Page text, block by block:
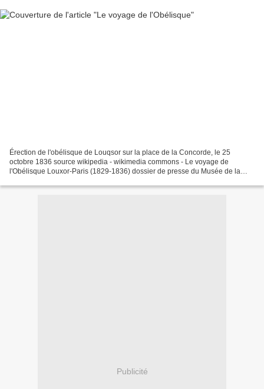
Érection de l'obélisque de Louqsor sur la place de la Concorde, le 25
octobre 1836 source wikipedia - wikimedia commons - Le voyage de
l'Obélisque Louxor-Paris (1829-1836) dossier de presse du Musée de la
marine.fr/sites/default/files/visuel_blocs_article/dossier_presse_louxor_def2
Publicité